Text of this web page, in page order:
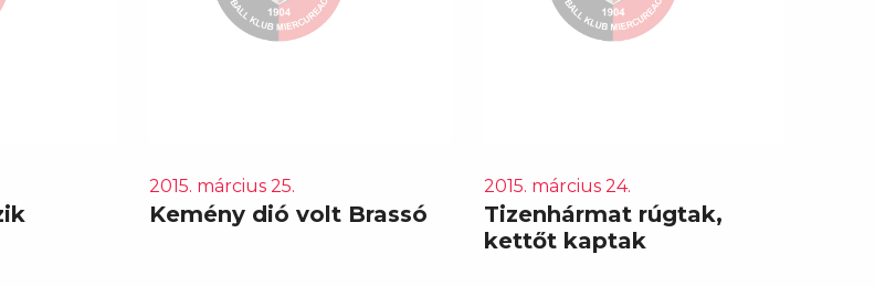
2015. március 25.
Kemény dió volt Brassó
2015. március 24.
Tizenhármat rúgtak,
kettőt kaptak